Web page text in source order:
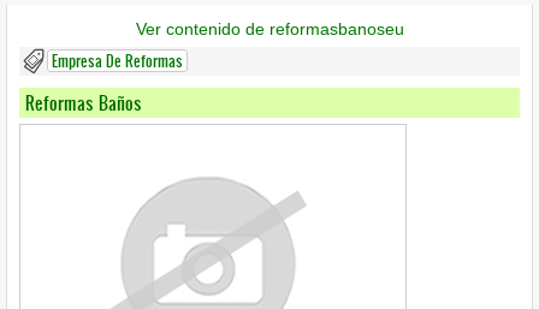
Ver contenido de reformasbanoseu
Empresa De Reformas
Reformas Baños